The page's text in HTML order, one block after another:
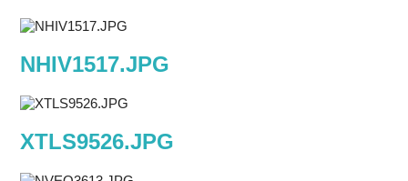
NHIV1517.JPG
XTLS9526.JPG